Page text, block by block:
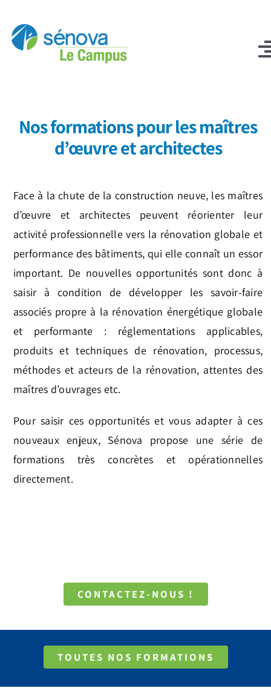
contenu
Reconversion professionnelle
Qui sommes-nous ?
Blog
Contact
Nos formations pour les maîtres
d’œuvre et architectes
Face à la chute de la construction neuve, les maîtres
d’œuvre et architectes peuvent réorienter leur
activité professionnelle vers la rénovation globale et
performance des bâtiments, qui elle connaît un essor
important. De nouvelles opportunités sont donc à
saisir à condition de développer les savoir-faire
associés propre à la rénovation énergétique globale
et performante : réglementations applicables,
produits et techniques de rénovation, processus,
méthodes et acteurs de la rénovation, attentes des
maîtres d’ouvrages etc.
Pour saisir ces opportunités et vous adapter à ces
nouveaux enjeux, Sénova propose une série de
formations très concrètes et opérationnelles
directement.
CONTACTEZ-NOUS !
TOUTES NOS FORMATIONS